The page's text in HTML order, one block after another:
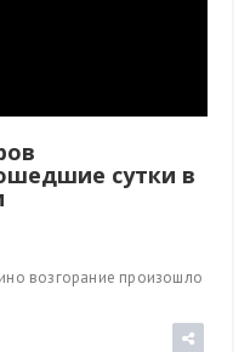
сутки в
возгорание произошло